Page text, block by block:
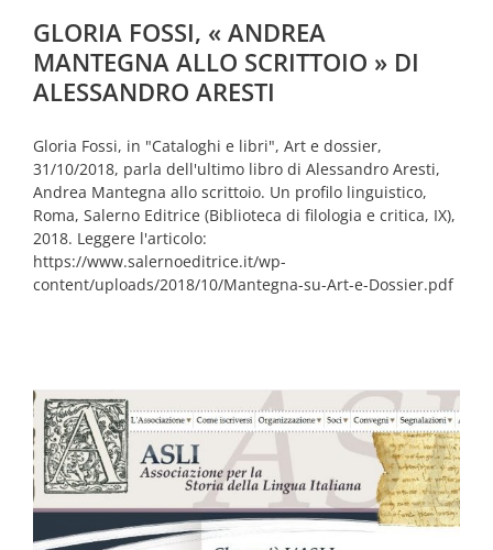
GLORIA FOSSI, « ANDREA
MANTEGNA ALLO SCRITTOIO » DI
ALESSANDRO ARESTI
Gloria Fossi, in "Cataloghi e libri", Art e dossier,
31/10/2018, parla dell'ultimo libro di Alessandro Aresti,
Andrea Mantegna allo scrittoio. Un profilo linguistico,
Roma, Salerno Editrice (Biblioteca di filologia e critica, IX),
2018. Leggere l'articolo:
https://www.salernoeditrice.it/wp-
content/uploads/2018/10/Mantegna-su-Art-e-Dossier.pdf